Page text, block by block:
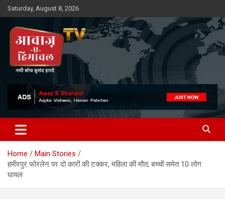
Skip
to
content
Saturday, August 8, 2026
Awaz-E-Shahpur
Home
Main Stories
हमीरपुर फोरलेन पर दो कारों की टक्कर, महिला की मौत; बच्चों समेत 10 लोग
घायल